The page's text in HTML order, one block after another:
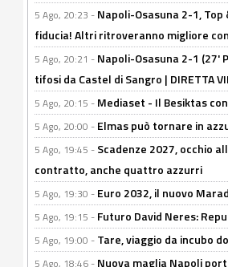
5 Ago, 20:23 - Napoli-Osasuna 2-1,
fiducia! Altri ritroveranno migliore
5 Ago, 20:21 - Napoli-Osasuna 2-1 (27'
tifosi da Castel di Sangro | DIRETTA
5 Ago, 20:15 - Mediaset - Il Besiktas
5 Ago, 20:00 - Elmas può tornare in
5 Ago, 19:45 - Scadenze 2027, occhio
contratto, anche quattro azzurri
5 Ago, 19:30 - Euro 2032, il nuovo
5 Ago, 19:15 - Futuro David Neres:
5 Ago, 19:00 - Tare, viaggio da incubo
5 Ago, 18:46 - Nuova maglia Napoli